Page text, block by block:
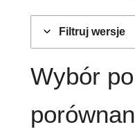
Filtruj wersje
Wybór